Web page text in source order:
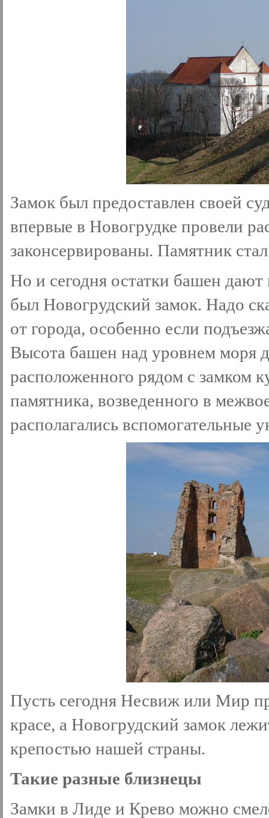
Замок был предоставлен своей
впервые в Новогрудке провели
законсервированы. Памятник
Но и сегодня остатки башен
был Новогрудский замок. Надо
от города, особенно если
Высота башен над уровнем моря
расположенного рядом с замком
памятника, возведенного в
располагались вспомогательные
Пусть сегодня Несвиж или Мир
красе, а Новогрудский замок
крепостью нашей страны.
Такие разные близнецы
Замки в Лиде и Крево можно